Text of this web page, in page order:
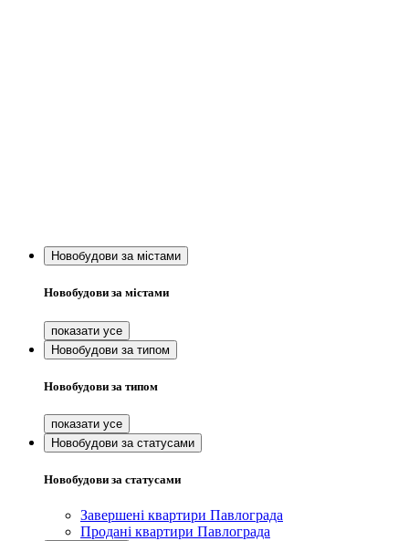
Новобудови за містами
Новобудови за містами
Новобудови за типом
Новобудови за типом
Новобудови за статусами
Новобудови за статусами
Завершені квартири Павлограда
Продані квартири Павлограда